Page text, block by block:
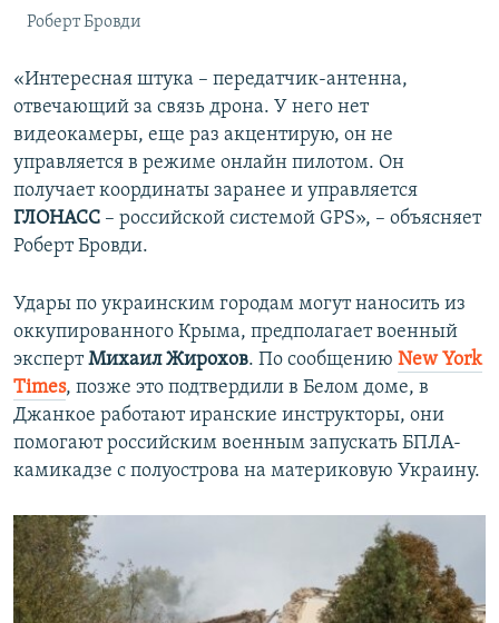
Роберт Бровди
«Интересная штука – передатчик-антенна,
отвечающий за связь дрона. У него нет
видеокамеры, еще раз акцентирую, он не
управляется в режиме онлайн пилотом. Он
получает координаты заранее и управляется
ГЛОНАСС – российской системой GPS», – объясняет
Роберт Бровди.
Удары по украинским городам могут наносить из
оккупированного Крыма, предполагает военный
экспертМихаил Жирохов. По сообщению New York
Times, позже это подтвердили в Белом доме, в
Джанкое работают иранские инструкторы, они
помогают российским военным запускать БПЛА-
камикадзе с полуострова на материковую Украину.